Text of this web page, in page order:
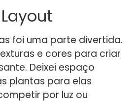
foi uma parte divertida.
e cores para criar
Deixei espaço
plantas para elas
por luz ou